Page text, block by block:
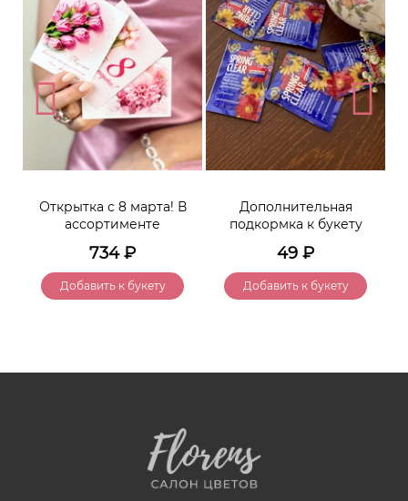
Открытка с 8 марта! В
ассортименте
734₽
Добавить к букету
Дополнительная
подкормка к букету
49 ₽
Добавить к букету